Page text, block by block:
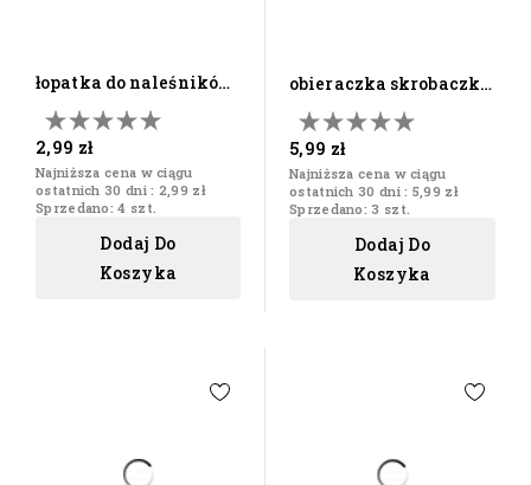
łopatka do naleśników
drewniana 24
2,99 zł
Najniższa cena w ciągu
ostatnich 30 dni : 2,99 zł
Sprzedano: 4 szt.
Dodaj Do
Koszyka
obieraczka skrobaczka
do owoców warzyw...
5,99 zł
Najniższa cena w ciągu
ostatnich 30 dni : 5,99 zł
Sprzedano: 3 szt.
Dodaj Do
Koszyka